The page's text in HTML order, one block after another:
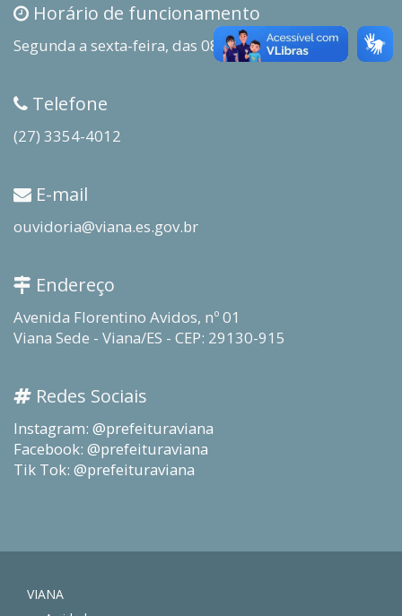
Horário de funcionamento
Segunda a sexta-feira, das 08h00 às 18h00
Telefone
(27) 3354-4012
E-mail
ouvidoria@viana.es.gov.br
Endereço
Avenida Florentino Avidos, nº 01
Viana Sede - Viana/ES - CEP: 29130-915
Redes Sociais
Instagram: @prefeituraviana
Facebook: @prefeituraviana
Tik Tok: @prefeituraviana
VIANA